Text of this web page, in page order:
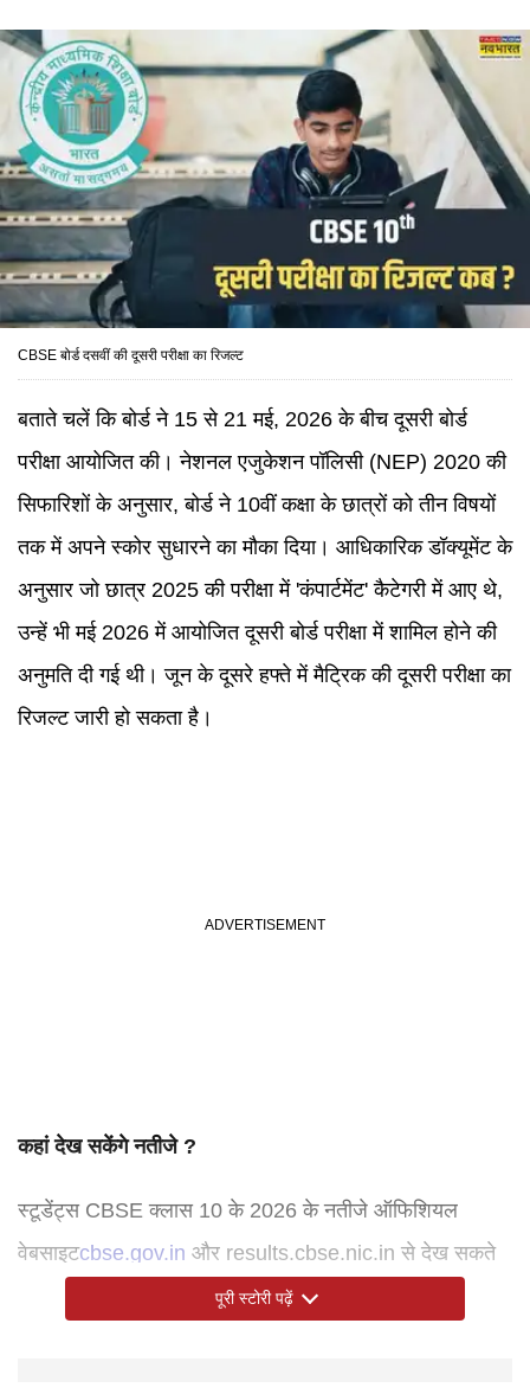
CBSE बोर्ड दसवीं की दूसरी परीक्षा का रिजल्ट
बताते चलें कि बोर्ड ने 15 से 21 मई, 2026 के बीच दूसरी बोर्ड
परीक्षा आयोजित की। नेशनल एजुकेशन पॉलिसी (NEP) 2020 की
सिफारिशों के अनुसार, बोर्ड ने 10वीं कक्षा के छात्रों को तीन विषयों
तक में अपने स्कोर सुधारने का मौका दिया। आधिकारिक डॉक्यूमेंट के
अनुसार जो छात्र 2025 की परीक्षा में 'कंपार्टमेंट' कैटेगरी में आए थे,
उन्हें भी मई 2026 में आयोजित दूसरी बोर्ड परीक्षा में शामिल होने की
अनुमति दी गई थी। जून के दूसरे हफ्ते में मैट्रिक की दूसरी परीक्षा का
रिजल्ट जारी हो सकता है।
कहां देख सकेंगे नतीजे ?
स्टूडेंट्स CBSE क्लास 10 के 2026 के नतीजे ऑफिशियल
वेबसाइटcbse.gov.in और results.cbse.nic.in से देख सकते
हैं। क्लास 10 के नतीजे UMANG ऐप और DigiLocker प्लेटफॉर्म
पूरी स्टोरी पढ़ें